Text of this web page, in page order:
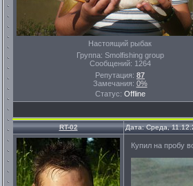
Настоящий рыбак
Группа: Smolfishing group
Сообщений: 1264
Репутация: 87
Замечания: 0%
Статус: Offline
RT-02 Дата: Среда,
Купил на пробу